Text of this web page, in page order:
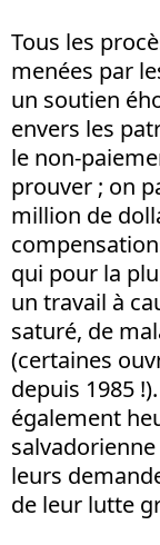
Tous les
menées par
un soutien
envers les
le non-
prouver ; on
million de
qui pour la
un travail à
saturé, de
(certaines
depuis 1985
également
leurs
de leur lutte